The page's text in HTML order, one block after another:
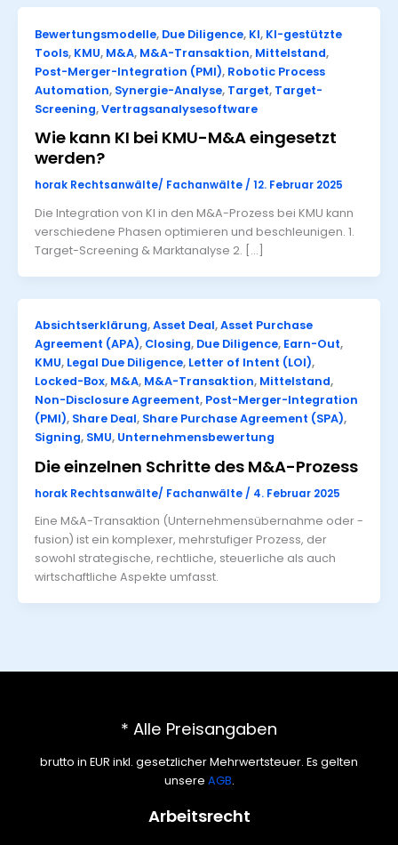
Bewertungsmodelle, Due Diligence, KI, KI-gestützte
Tools, KMU, M&A, M&A-Transaktion, Mittelstand,
Post-Merger-Integration (PMI), Robotic Process
Automation, Synergie-Analyse, Target, Target-
Screening,Vertragsanalysesoftware
Wie kann KI bei KMU-M&A eingesetzt
werden?
horak Rechtsanwälte/ Fachanwälte / 12. Februar 2025
Die Integration von KI in den M&A-Prozess bei KMU kann
verschiedene Phasen optimieren und beschleunigen. 1.
Target-Screening & Marktanalyse 2. […]
Absichtserklärung,Asset Deal,Asset Purchase
Agreement (APA), Closing, Due Diligence, Earn-Out,
KMU, Legal Due Diligence, Letter of Intent (LOI),
Locked-Box, M&A, M&A-Transaktion, Mittelstand,
Non-Disclosure Agreement, Post-Merger-Integration
(PMI), Share Deal, Share Purchase Agreement (SPA),
Signing, SMU, Unternehmensbewertung
Die einzelnen Schritte des M&A-Prozess
horak Rechtsanwälte/ Fachanwälte / 4. Februar 2025
Eine M&A-Transaktion (Unternehmensübernahme oder -
fusion) ist ein komplexer, mehrstufiger Prozess, der
sowohl strategische, rechtliche, steuerliche als auch
wirtschaftliche Aspekte umfasst.
* Alle Preisangaben
brutto in EUR inkl. gesetzlicher Mehrwertsteuer. Es gelten
unsere AGB.
Arbeitsrecht